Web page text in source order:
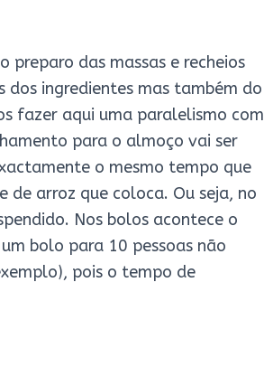
preparo das massas e recheios
dos ingredientes mas também do
fazer aqui uma paralelismo com
para o almoço vai ser
o mesmo tempo que
arroz que coloca. Ou seja, no
Nos bolos acontece o
bolo para 10 pessoas não
pois o tempo de